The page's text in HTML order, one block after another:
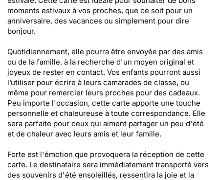
moments estivaux à vos proches, que ce soit pour un
anniversaire, des vacances ou simplement pour dire
bonjour.
Quotidiennement, elle pourra être envoyée par des amis
ou de la famille, à la recherche d'un moyen original et
joyeux de rester en contact. Vos enfants pourront aussi
l’utiliser pour écrire à leurs camarades de classe, ou
même pour remercier leurs proches pour des cadeaux.
Peu importe l'occasion, cette carte apporte une touche
personnelle et chaleureuse à toute correspondance. Elle
sera parfaite pour ceux qui aiment partager un peu d'été
et de chaleur avec leurs amis et leur famille.
Forte est l'émotion que provoquera la réception de cette
carte. Le destinataire sera immédiatement transporté vers
des souvenirs d'été ensoleillés, ressentira la joie et la